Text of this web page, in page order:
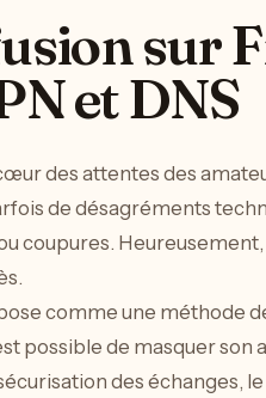
sur
et DNS
des attentes des
de désagréments
coupures.
comme une méthode
possible de masquer son
des échanges,